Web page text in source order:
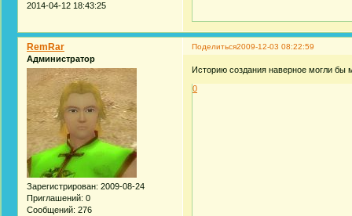
2014-04-12 18:43:25
Поделиться2009-12-03 08:22:59
RemRar
Администратор
Зарегистрирован: 2009-08-24
Приглашений: 0
Сообщений: 276
Историю создания наверное могли
0